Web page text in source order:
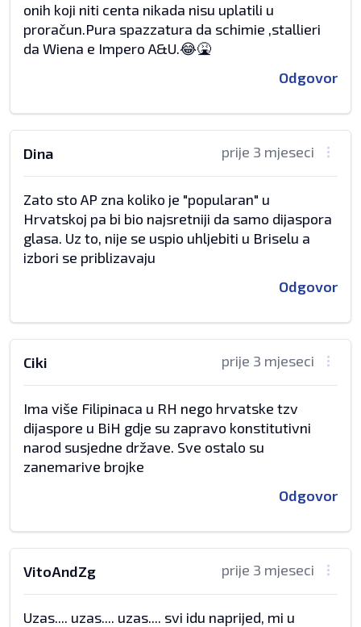
onih koji niti centa nikada nisu uplatili u
proračun.Pura spazzatura da schimie ,stallieri
da Wiena e Impero A&U.😂🤮
Odgovor
prije 3 mjeseci
Dina
Zato sto AP zna koliko je "popularan" u
Hrvatskoj pa bi bio najsretniji da samo dijaspora
glasa. Uz to, nije se uspio uhljebiti u Briselu a
izbori se priblizavaju
Odgovor
prije 3 mjeseci
Ciki
Ima više Filipinaca u RH nego hrvatske tzv
dijaspore u BiH gdje su zapravo konstitutivni
narod susjedne države. Sve ostalo su
zanemarive brojke
Odgovor
prije 3 mjeseci
VitoAndZg
Uzas.... uzas.... uzas.... svi idu naprijed, mi u